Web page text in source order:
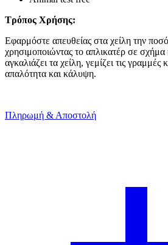
Τρόπος Χρήσης:
Εφαρμόστε απευθείας στα χείλη την
χρησιμοποιώντας το απλικατέρ σε
αγκαλιάζει τα χείλη, γεμίζει τις γραμμές
απαλότητα και κάλυψη.
Πληρωμή & Αποστολή